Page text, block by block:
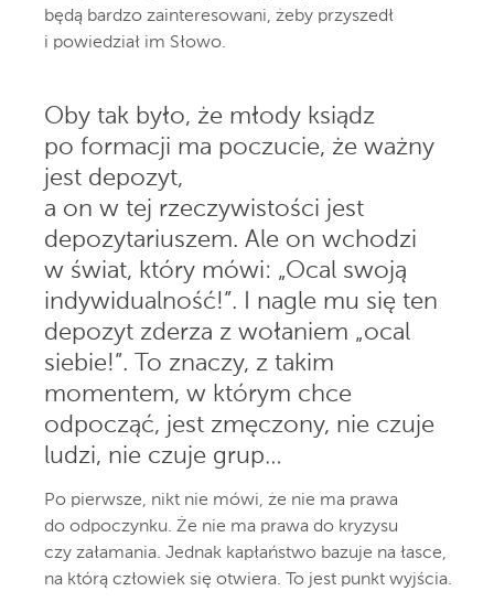
będą bardzo zainteresowani, żeby przyszedł
i powiedział im Słowo.
Oby tak było, że młody ksiądz
po formacji ma poczucie, że ważny
jest depozyt,
a on w tej rzeczywistości jest
depozytariuszem. Ale on wchodzi
w świat, który mówi: „Ocal swoją
indywidualność!”. I nagle mu się ten
depozyt zderza z wołaniem „ocal
siebie!”. To znaczy, z takim
momentem, w którym chce
odpocząć, jest zmęczony, nie czuje
ludzi, nie czuje grup…
Po pierwsze, nikt nie mówi, że nie ma prawa
do odpoczynku. Że nie ma prawa do kryzysu
czy załamania. Jednak kapłaństwo bazuje na łasce,
na którą człowiek się otwiera. To jest punkt wyjścia.